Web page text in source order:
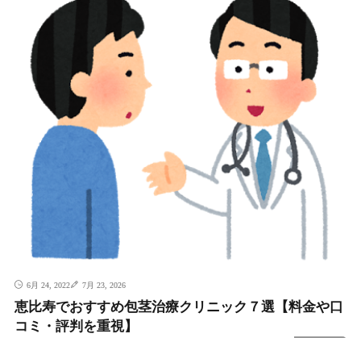
6月 24, 2022 7月 23, 2026
恵比寿でおすすめ包茎治療クリニック７選【料金や口
コミ・評判を重視】